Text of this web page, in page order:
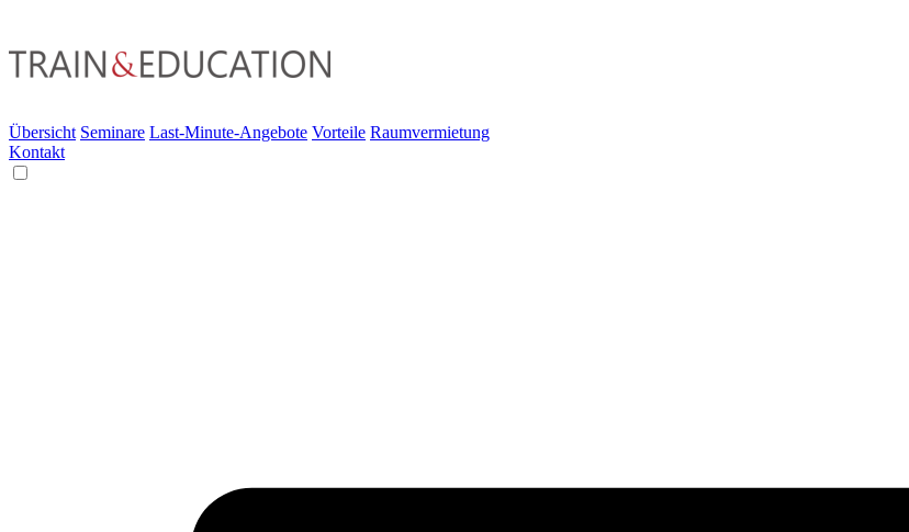
Übersicht Seminare Last-Minute-Angebote Vorteile Raumvermietung
Kontakt